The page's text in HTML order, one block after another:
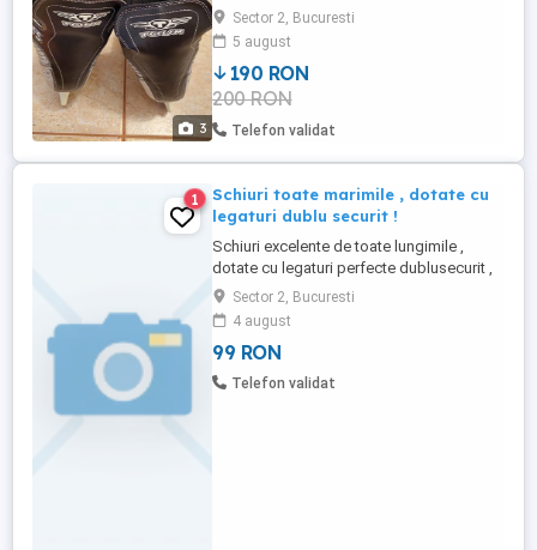
3
carbon, lamele din otel inalta calitate,
aproape noi, interior foarte curat. Pret
200lei.
Sector 2, Bucuresti
5 august
190 RON
200 RON
Telefon validat
1
Schiuri toate marimile , dotate cu
legaturi dublu securit !
Schiuri excelente de toate lungimile ,
dotate cu legaturi perfecte dublusecurit ,
la numai 10 % din pretul normal !
Sector 2, Bucuresti
4 august
99 RON
Telefon validat